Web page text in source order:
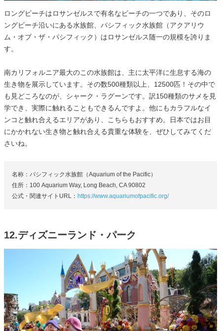
ロングビーチはロサンゼルスで有名なビーチの一つであり、そのロ
ングビーチ沿いにある水族館、パシフィック水族館（アクアリウ
ム・オブ・ザ・パシフィック）はロサンゼルス随一の規模を誇りま
す。
南カリフォルニア最大のこの水族館は、主に太平洋に生息する海の
生き物を展示しています。その数500種類以上、12500匹！その中で
も見どころなのが、シャーク・ラグーンです。訳150種類のサメを見
学でき、実際に触れることもできるんですよ。他にもカラフルなイ
ンコと触れ合えるエリアがあり、こちらもおすすめ。日本ではお目
にかかれない生き物と触れ合える貴重な体験を、ぜひしてみてくだ
さいね。
名称：パシフィック水族館（Aquarium of the Pacific）
住所：100 Aquarium Way, Long Beach, CA 90802
公式・関連サイトURL： https://www.aquariumofpacific.org/
12.ディズニーランド・パーク